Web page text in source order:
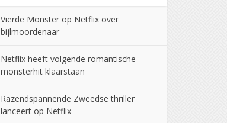
Vierde Monster op Netflix over
bijlmoordenaar
Netflix heeft volgende romantische
monsterhit klaarstaan
Razendspannende Zweedse thriller
lanceert op Netflix